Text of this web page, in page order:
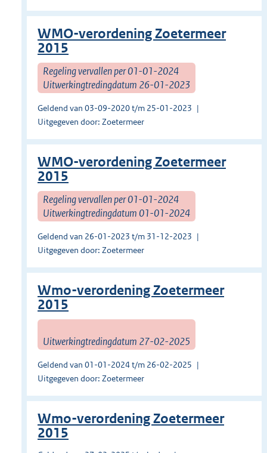
WMO-verordening Zoetermeer
2015
Regeling vervallen per 01-01-2024
Uitwerkingtredingdatum 26-01-2023
Geldend van 03-09-2020 t/m 25-01-2023
Uitgegeven door: Zoetermeer
WMO-verordening Zoetermeer
2015
Regeling vervallen per 01-01-2024
Uitwerkingtredingdatum 01-01-2024
Geldend van 26-01-2023 t/m 31-12-2023
Uitgegeven door: Zoetermeer
Wmo-verordening Zoetermeer
2015
Uitwerkingtredingdatum 27-02-2025
Geldend van 01-01-2024 t/m 26-02-2025
Uitgegeven door: Zoetermeer
Wmo-verordening Zoetermeer
2015